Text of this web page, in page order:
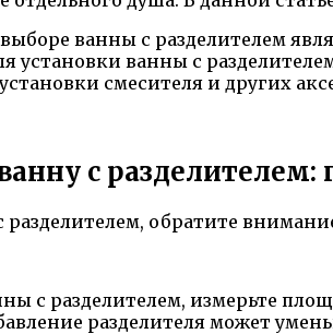
ванны с разделителем
установки ванны с
смесителя и других
с разделителем:
обратите
с разделителем, измерьте
разделителя может